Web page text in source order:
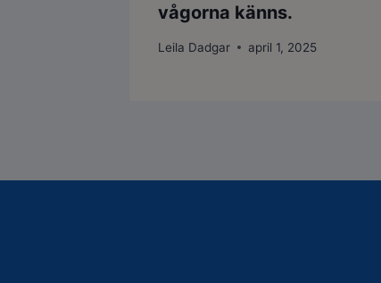
vågorna känns.
Leila Dadgar april 1, 2025